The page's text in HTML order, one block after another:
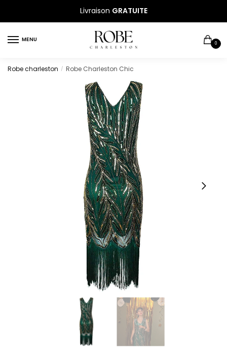
navigation
Livraison GRATUITE
MENU
0
Robe charleston / Robe Charleston Chic